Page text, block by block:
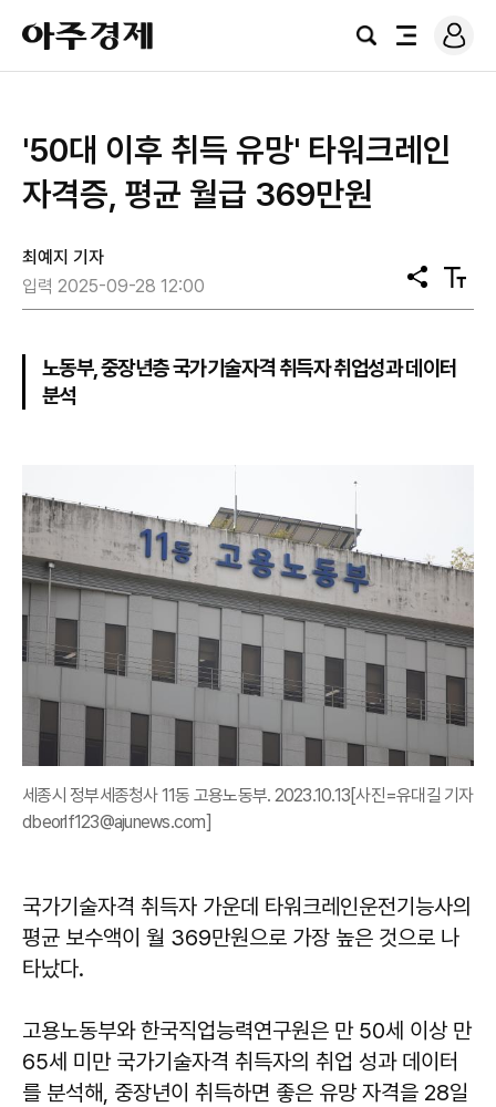
아
주
경
검
전
로
그
'50대 이후 취득 유망' 타워크레인
자격증, 평균 월급 369만원
최예지 기자
입력 2025-09-28 12:00
공
유
텍
스
기
노동부, 중장년층 국가기술자격 취득자 취업성과 데이터
분석
세종시 정부세종청사 11동 고용노동부. 2023.10.13[사진=유대길 기자
dbeorlf123@ajunews.com]
국가기술자격 취득자 가운데 타워크레인운전기능사의
평균 보수액이 월 369만원으로 가장 높은 것으로 나
타났다.
고용노동부와 한국직업능력연구원은 만 50세 이상 만
65세 미만 국가기술자격 취득자의 취업 성과 데이터
를 분석해, 중장년이 취득하면 좋은 유망 자격을 28일